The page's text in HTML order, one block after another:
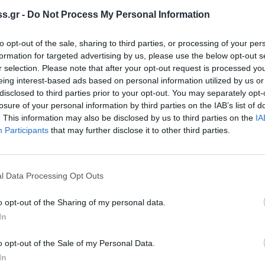
- Do Not Process My Personal Information
opt-out of the sale, sharing to third parties, or processing of your
for targeted advertising by us, please use the below opt-out
selection. Please note that after your opt-out request is processed
interest-based ads based on personal information utilized by us
to third parties prior to your opt-out. You may separately
of your personal information by third parties on the IAB’s list of
This information may also be disclosed by us to third parties on the
Participants that may further disclose it to other third parties.
Data Processing Opt Outs
opt-out of the Sharing of my personal data.
opt-out of the Sale of my Personal Data.
διατυπωμένη, στις 10 Ιανουαρίου έχει
στο Σύλλογο για την διδασκαλία
ανεξήγητη κωλυσιεργία αφού το θέμα
Επιτροπή του Δήμου που δεν συνεδριάζει
αρμόδιοι στον Δήμο δεν αφουγκράζονται
συνθήκες, προσπάθεια που γίνεται
εκπαίδευση μέσα από παράλληλα
είναι π.χ. η διδασκαλία παραδοσιακών
είτε πρόκειται για συνειδητή
γονείς επιμένουν και περιμένουν άμεσα (
ώστε απρόσκοπτα να συνεχιστεί, το